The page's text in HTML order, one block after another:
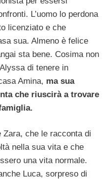
L’uomo lo perdona
licenziato e che
sua. Almeno è felice
sta bene. Cosima non
di tenere in
Amina, ma sua
che riuscirà a trovare
che le racconta di
nella sua vita e che
una vita normale.
Luca, sorpreso di